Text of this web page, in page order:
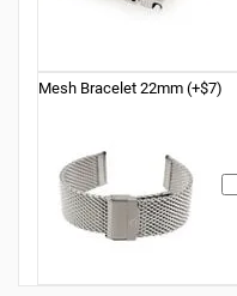
Mesh Bracelet 22mm (+$7)